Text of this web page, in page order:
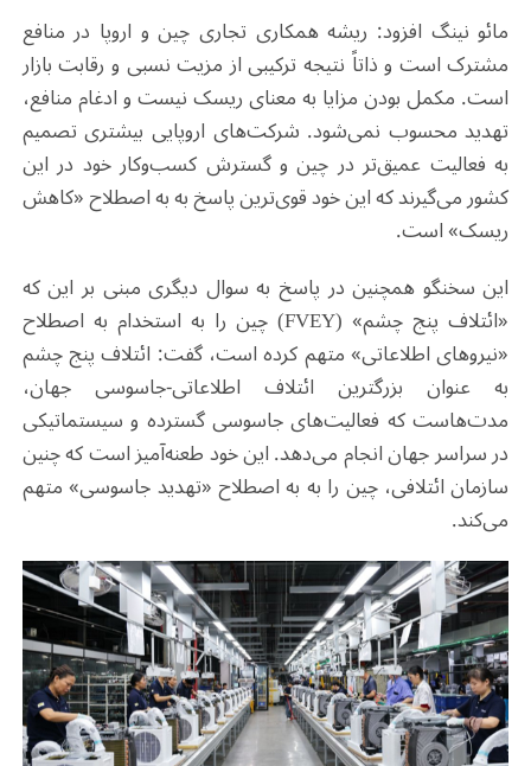
مائو نینگ افزود: ریشه همکاری تجاری چین و اروپا در منافع
مشترک است و ذاتاً نتیجه ترکیبی از مزیت نسبی و رقابت بازار
است. مکمل بودن مزایا به معنای ریسک نیست و ادغام منافع،
تهدید محسوب نمی‌شود. شرکت‌های اروپایی بیشتری تصمیم
به فعالیت عمیق‌تر در چین و گسترش کسب‌وکار خود در این
کشور می‌گیرند که این خود قوی‌ترین پاسخ به به اصطلاح «کاهش
ریسک» است.
این سخنگو همچنین در پاسخ به سوال دیگری مبنی بر این که
«ائتلاف پنج چشم» (FVEY) چین را به استخدام به اصطلاح
«نیروهای اطلاعاتی» متهم کرده است، گفت: ائتلاف پنج چشم
به عنوان بزرگترین ائتلاف اطلاعاتی-جاسوسی جهان،
مدت‌هاست که فعالیت‌های جاسوسی گسترده و سیستماتیکی
در سراسر جهان انجام می‌دهد. این خود طعنه‌آمیز است که چنین
سازمان ائتلافی، چین را به به اصطلاح «تهدید جاسوسی» متهم
می‌کند.